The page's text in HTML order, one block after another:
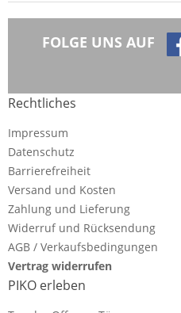
FOLGE UNS AUF
Rechtliches
Impressum
Datenschutz
Barrierefreiheit
Versand und Kosten
Zahlung und Lieferung
Widerruf und Rücksendung
AGB / Verkaufsbedingungen
Vertrag widerrufen
PIKO erleben